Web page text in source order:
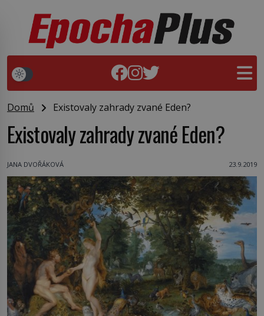
Domů Existovaly zahrady zvané Eden?
Existovaly zahrady zvané Eden?
JANA DVOŘÁKOVÁ 23.9.2019